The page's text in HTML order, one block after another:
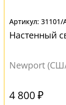
31101/
Настенный
Newport
4 800 ₽